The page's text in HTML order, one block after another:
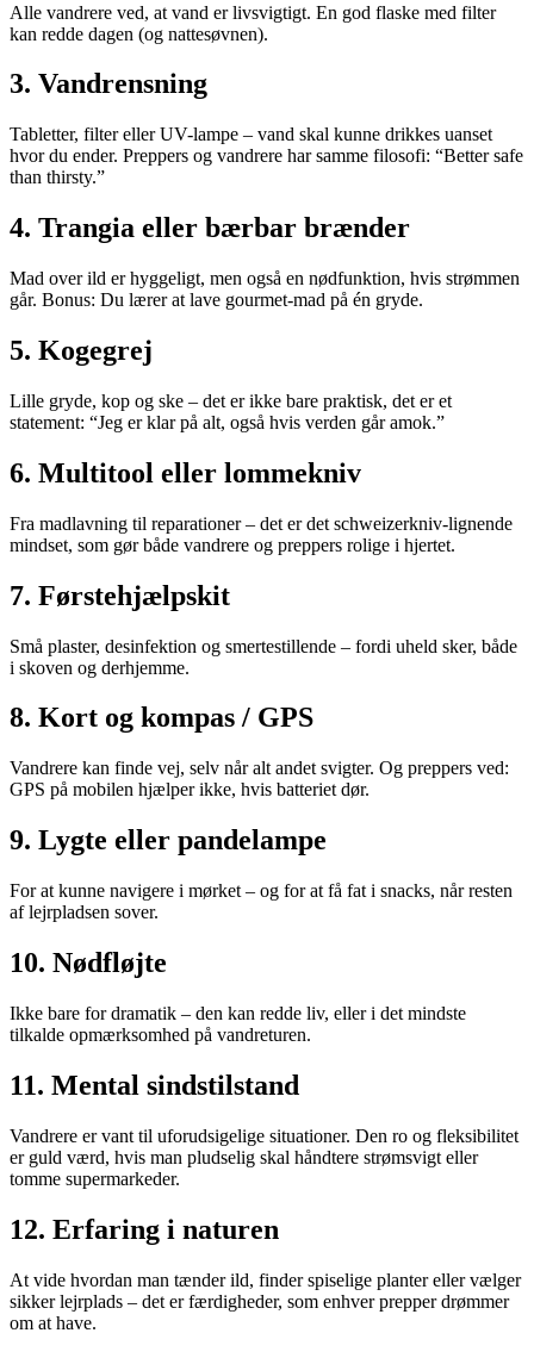
Alle vandrere ved, at vand er livsvigtigt. En god flaske med filter
kan redde dagen (og nattesøvnen).
3. Vandrensning
Tabletter, filter eller UV-lampe – vand skal kunne drikkes uanset
hvor du ender. Preppers og vandrere har samme filosofi: “Better safe
than thirsty.”
4. Trangia eller bærbar brænder
Mad over ild er hyggeligt, men også en nødfunktion, hvis strømmen
går. Bonus: Du lærer at lave gourmet-mad på én gryde.
5. Kogegrej
Lille gryde, kop og ske – det er ikke bare praktisk, det er et
statement: “Jeg er klar på alt, også hvis verden går amok.”
6. Multitool eller lommekniv
Fra madlavning til reparationer – det er det schweizerkniv-lignende
mindset, som gør både vandrere og preppers rolige i hjertet.
7. Førstehjælpskit
Små plaster, desinfektion og smertestillende – fordi uheld sker, både
i skoven og derhjemme.
8. Kort og kompas / GPS
Vandrere kan finde vej, selv når alt andet svigter. Og preppers ved:
GPS på mobilen hjælper ikke, hvis batteriet dør.
9. Lygte eller pandelampe
For at kunne navigere i mørket – og for at få fat i snacks, når resten
af lejrpladsen sover.
10. Nødfløjte
Ikke bare for dramatik – den kan redde liv, eller i det mindste
tilkalde opmærksomhed på vandreturen.
11. Mental sindstilstand
Vandrere er vant til uforudsigelige situationer. Den ro og fleksibilitet
er guld værd, hvis man pludselig skal håndtere strømsvigt eller
tomme supermarkeder.
12. Erfaring i naturen
At vide hvordan man tænder ild, finder spiselige planter eller vælger
sikker lejrplads – det er færdigheder, som enhver prepper drømmer
om at have.